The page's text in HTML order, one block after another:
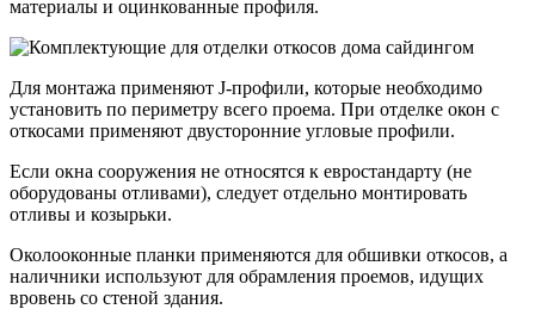
материалы и оцинкованные профиля.
Для монтажа применяют J-профили, которые необходимо
установить по периметру всего проема. При отделке окон с
откосами применяют двусторонние угловые профили.
Если окна сооружения не относятся к евростандарту (не
оборудованы отливами), следует отдельно монтировать
отливы и козырьки.
Околооконные планки применяются для обшивки откосов, а
наличники используют для обрамления проемов, идущих
вровень со стеной здания.